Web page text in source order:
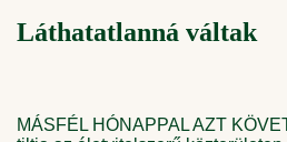
Láthatatlanná váltak
MÁSFÉL HÓNAPPAL AZT